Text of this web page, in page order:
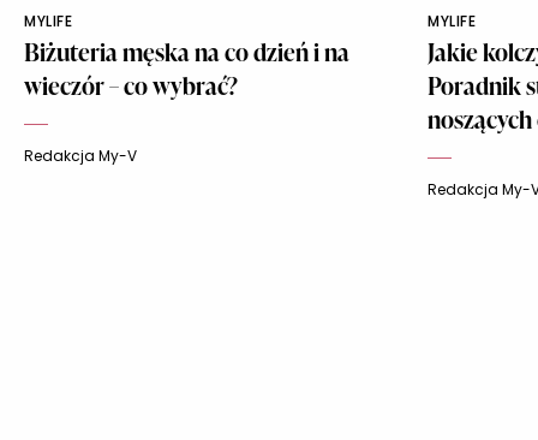
MYLIFE
Biżuteria męska na co dzień i na
wieczór – co wybrać?
Redakcja My-V
MYLIFE
Jakie
Poradnik
Redakcja My-